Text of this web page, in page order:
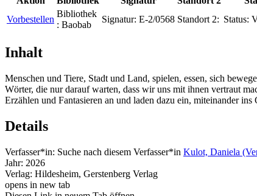
Vorbestellen
Bibliothek
: Baobab
Signatur: E-2/0568 Standort 2: Status:
Inhalt
Menschen und Tiere, Stadt und Land, spielen, essen, sich
Wörter, die nur darauf warten, dass wir uns mit ihnen vertraut
Erzählen und Fantasieren an und laden dazu ein, miteinander
Details
Verfasser*in: Suche nach diesem Verfasser*in Kulot, Daniela
Jahr: 2026
Verlag: Hildesheim, Gerstenberg Verlag
opens in new tab